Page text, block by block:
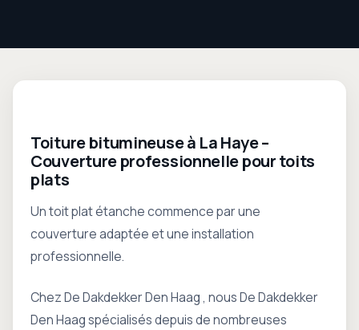
contacter
Toiture bitumineuse à La Haye –
Couverture professionnelle pour toits
plats
Un toit plat étanche commence par une
couverture adaptée et une installation
professionnelle.
Chez De Dakdekker Den Haag , nous De Dakdekker
Den Haag spécialisés depuis de nombreuses